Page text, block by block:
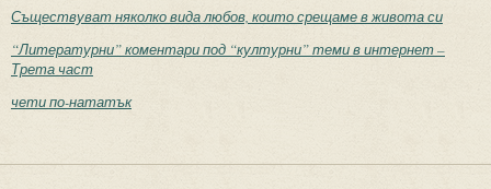
Съществуват няколко вида любов, които срещаме в живота си
“Литературни” коментари под “културни” теми в интернет –
Трета част
чети по-нататък